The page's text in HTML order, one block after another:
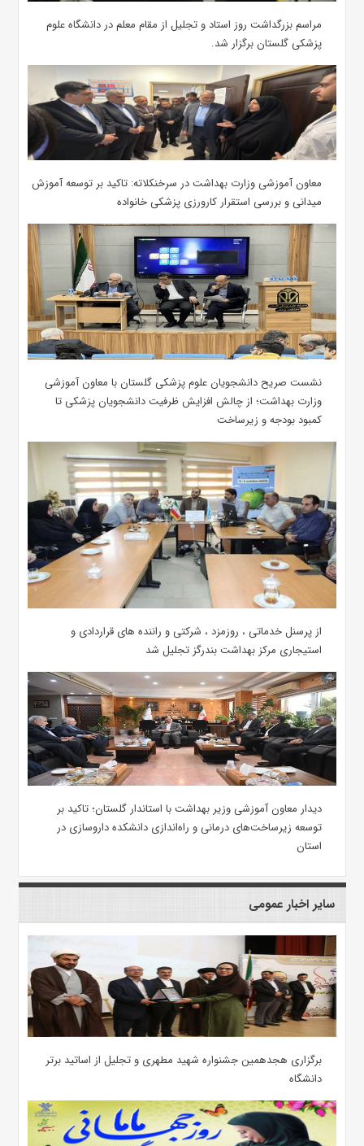
مراسم بزرگداشت روز استاد و تجلیل از مقام معلم در دانشگاه علوم
پزشکی گلستان برگزار شد.‌
معاون آموزشی وزارت بهداشت در سرخنکلاته: تاکید بر توسعه آموزش
میدانی و بررسی استقرار کارورزی پزشکی ‌خانواده
نشست صریح دانشجویان علوم پزشکی گلستان با معاون آموزشی
وزارت بهداشت؛ از چالش افزایش ظرفیت دانشجویان ‌پزشکی تا
کمبود بودجه و زیرساخت
از پرسنل خدماتی ، روزمزد ، شرکتی و راننده های قراردادی و
استیجاری مرکز بهداشت بندرگز تجلیل شد
دیدار معاون آموزشی وزیر بهداشت با استاندار گلستان؛ تاکید بر
توسعه زیرساخت‌های درمانی و راه‌اندازی دانشکده داروسازی در
استان
سایر اخبار عمومی
برگزاری هجدهمین جشنواره شهید مطهری و تجلیل از اساتید برتر
دانشگاه